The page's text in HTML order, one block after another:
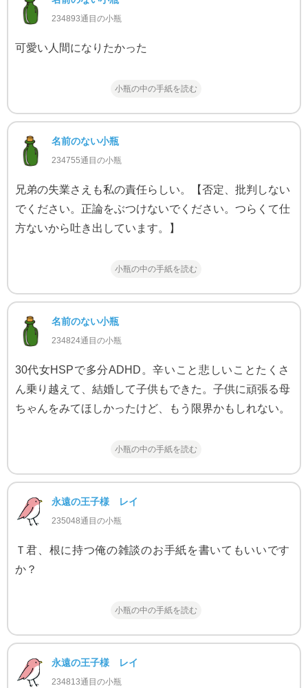
234893通目の小瓶
可愛い人間になりたかった
小瓶の中の手紙を読む
名前のない小瓶
234755通目の小瓶
兄弟の失業さえも私の責任らしい。【否定、批判しない
でください。正論をぶつけないでください。つらくて仕
方ないから吐き出しています。】
小瓶の中の手紙を読む
名前のない小瓶
234824通目の小瓶
30代女HSPで多分ADHD。辛いこと悲しいことたくさ
ん乗り越えて、結婚して子供もできた。子供に頑張る母
ちゃんをみてほしかったけど、もう限界かもしれない。
小瓶の中の手紙を読む
永遠の王子様 レイ
235048通目の小瓶
Ｔ君、根に持つ俺の雑談のお手紙を書いてもいいです
か？
小瓶の中の手紙を読む
永遠の王子様 レイ
234813通目の小瓶